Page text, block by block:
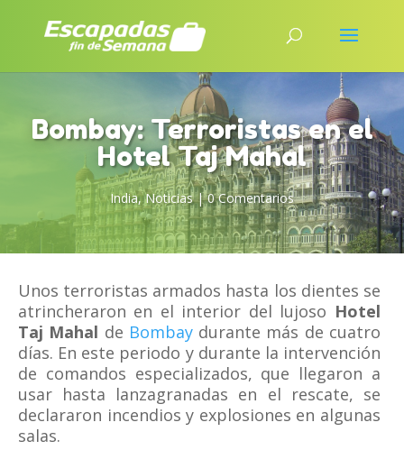
Bombay: Terroristas en el
Hotel Taj Mahal
India,Noticias|0 Comentarios
Unos terroristas armados hasta los dientes se
atrincheraron en el interior del lujoso Hotel
Taj Mahal de Bombay durante más de cuatro
días. En este periodo y durante la intervención
de comandos especializados, que llegaron a
usar hasta lanzagranadas en el rescate, se
declararon incendios y explosiones en algunas
salas.